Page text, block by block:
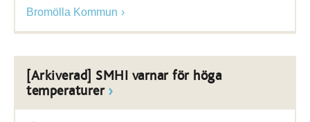
Bromölla Kommun
[Arkiverad] SMHI varnar för höga
temperaturer